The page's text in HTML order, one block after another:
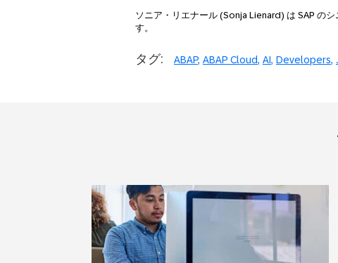
ソニア・リエナール (Sonja Lienard) は SAP のシ
す。
タグ: ABAP ABAP Cloud AI Developers